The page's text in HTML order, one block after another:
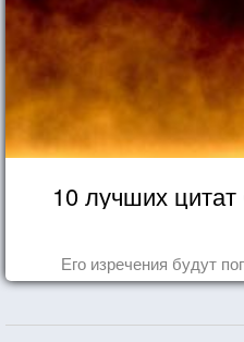
10 лучших
Его изречения будут